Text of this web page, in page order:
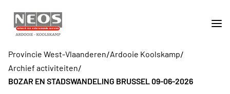
Provincie West-Vlaanderen/Ardooie Koolskamp/
Archief activiteiten/
BOZAR EN STADSWANDELING BRUSSEL 09-06-2026